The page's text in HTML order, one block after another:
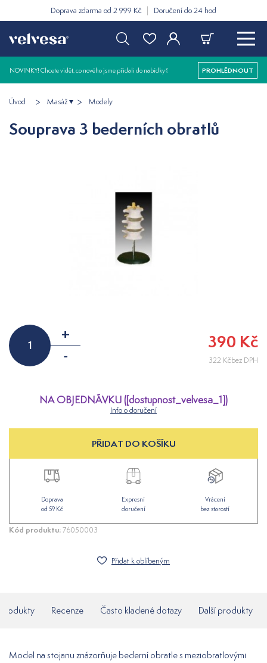
Doprava zdarma od 2 999 Kč Doručení do 24 hod
NOVINKY! Chcete vidět, co nového jsme přidali do nabídky? PROHLÉDNOUT
Úvod Masáž Modely
Souprava 3 bederních obratlů
+
-
390 Kč
322 Kčbez DPH
NA OBJEDNÁVKU ([dostupnost_velvesa_1])
Info o doručení
PŘIDAT DO KOŠÍKU
Doprava
od 59 Kč
Expresní
doručení
Vrácení
bez starostí
Kód produktu:76050003
Přidat k oblíbeným
Recenze Často kladené dotazy Další produkty
Model na stojanu znázorňuje bederní obratle s meziobratlovými